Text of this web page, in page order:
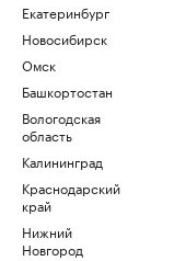
Екатеринбург
Новосибирск
Омск
Башкортостан
Вологодская
область
Калининград
Краснодарский
край
Нижний
Новгород